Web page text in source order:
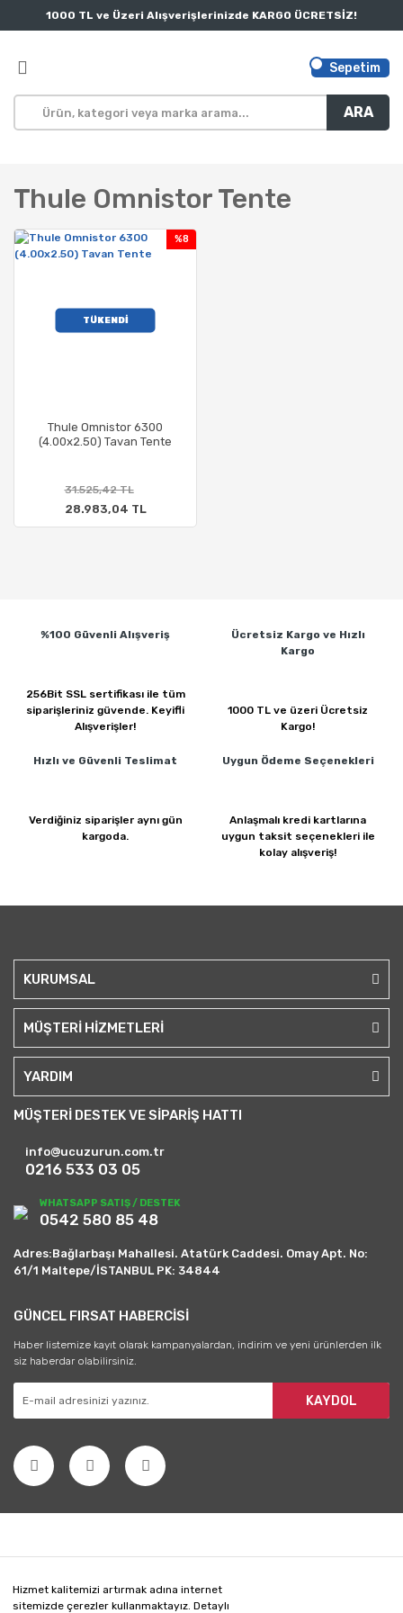
Hizmet kalitemizi artırmak adına internet
sitemizde çerezler kullanmaktayız. Detaylı
1000 TL ve Üzeri Alışverişlerinizde KARGO ÜCRETSİZ!
ARA
Sepetim
Thule Omnistor Tente
TÜKENDİ
Thule Omnistor 6300
(4.00x2.50) Tavan Tente
%8
31.525,42 TL
28.983,04 TL
%100 Güvenli Alışveriş
256Bit SSL sertifikası ile tüm
siparişleriniz güvende. Keyifli
Alışverişler!
Ücretsiz Kargo ve Hızlı
Kargo
1000 TL ve üzeri Ücretsiz
Kargo!
Hızlı ve Güvenli Teslimat
Verdiğiniz siparişler aynı gün
kargoda.
Uygun Ödeme Seçenekleri
Anlaşmalı kredi kartlarına
uygun taksit seçenekleri ile
kolay alışveriş!
KURUMSAL
MÜŞTERİ HİZMETLERİ
YARDIM
MÜŞTERİ DESTEK VE SİPARİŞ HATTI
info@ucuzurun.com.tr
0216 533 03 05
WHATSAPP SATIŞ / DESTEK
0542 580 85 48
Adres:Bağlarbaşı Mahallesi. Atatürk Caddesi. Omay Apt. No:
61/1 Maltepe/İSTANBUL PK: 34844
GÜNCEL FIRSAT HABERCİSİ
Haber listemize kayıt olarak kampanyalardan, indirim ve yeni ürünlerden ilk
siz haberdar olabilirsiniz.
KAYDOL